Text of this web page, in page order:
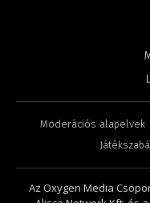
Moderációs alapelvek
Az Oxygen Media